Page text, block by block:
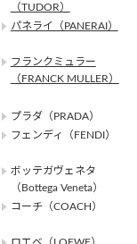
（TUDOR）
パネライ（PANERAI）
フランクミュラー
（FRANCK MULLER）
プラダ（PRADA）
フェンディ（FENDI）
ボッテガヴェネタ
（Bottega Veneta）
コーチ（COACH）